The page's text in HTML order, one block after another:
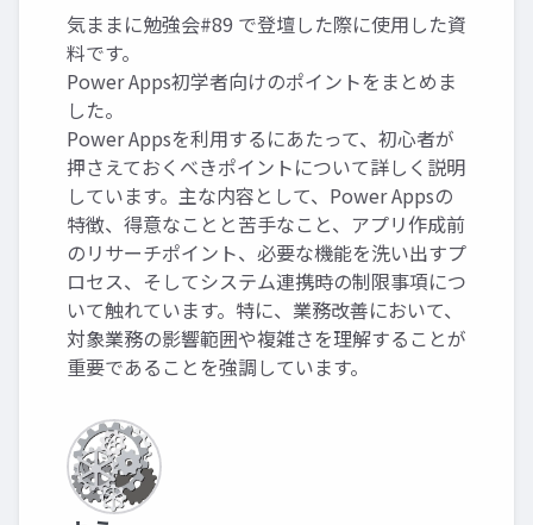
気ままに勉強会#89 で登壇した際に使用した資
料です。
Power Apps初学者向けのポイントをまとめま
した。
Power Appsを利用するにあたって、初心者が
押さえておくべきポイントについて詳しく説明
しています。主な内容として、Power Appsの
特徴、得意なことと苦手なこと、アプリ作成前
のリサーチポイント、必要な機能を洗い出すプ
ロセス、そしてシステム連携時の制限事項につ
いて触れています。特に、業務改善において、
対象業務の影響範囲や複雑さを理解することが
重要であることを強調しています。